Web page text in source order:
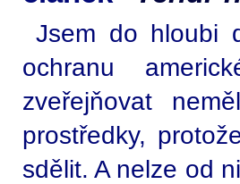
Jsem do hloubi
ochranu
zveřejňovat
prostředky,
sdělit. A nelze od